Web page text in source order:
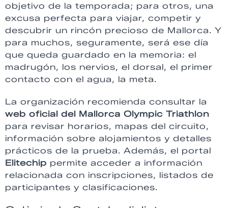
objetivo de la temporada; para otros, una
excusa perfecta para viajar, competir y
descubrir un rincón precioso de Mallorca. Y
para muchos, seguramente, será ese día
que queda guardado en la memoria: el
madrugón, los nervios, el dorsal, el primer
contacto con el agua, la meta.
La organización recomienda consultar la
web oficial del Mallorca Olympic Triathlon
para revisar horarios, mapas del circuito,
información sobre alojamientos y detalles
prácticos de la prueba. Además, el portal
Elitechip permite acceder a información
relacionada con inscripciones, listados de
participantes y clasificaciones.